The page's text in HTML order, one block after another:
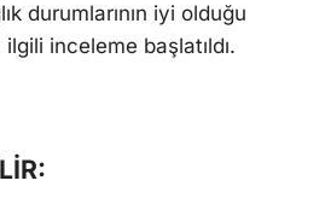
durumlarının iyi olduğu
inceleme başlatıldı.